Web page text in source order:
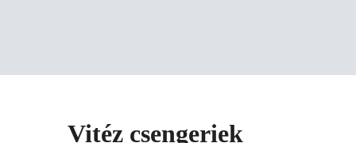
Vitéz csengeriek